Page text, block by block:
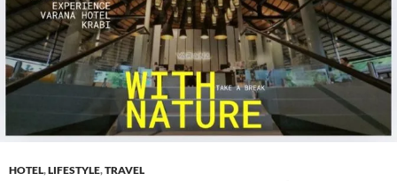
HOTEL,LIFESTYLE,TRAVEL